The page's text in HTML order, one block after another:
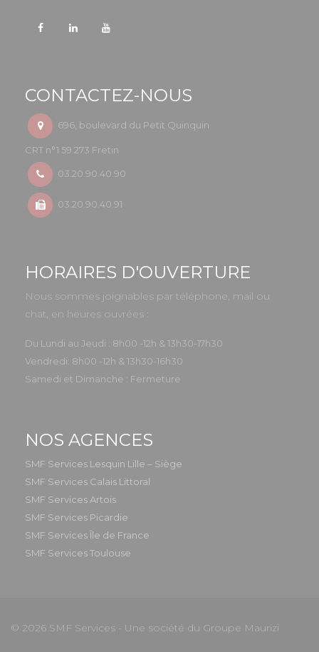
CONTACTEZ-NOUS
696, boulevard du Petit Quinquin
CRT n°1 59 273 Fretin
03.20.90.40.90
03.20.90.40.91
HORAIRES D'OUVERTURE
Nous sommes joignables par téléphone, mail ou
chat, en heures ouvrées :
Du Lundi au Jeudi : 8h00 -12h & 13h30-17h30
Vendredi: 8h00 -12h & 13h30-16h30
Samedi et Dimanche : Fermeture
NOS AGENCES
SMF Services Lesquin Lille – Siège
SMF Services Calais Littoral
SMF Services Artois
SMF Services Picardie
SMF Services Île de France
SMF Services Toulouse
© 2026 SMF Services - Une société du Groupe Maurizi